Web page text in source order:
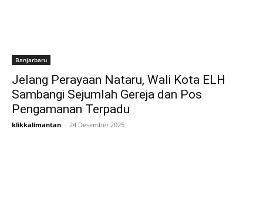
Banjarbaru
Jelang Perayaan Nataru, Wali Kota ELH
Sambangi Sejumlah Gereja dan Pos
Pengamanan Terpadu
klikkalimantan - 24 Desember 2025